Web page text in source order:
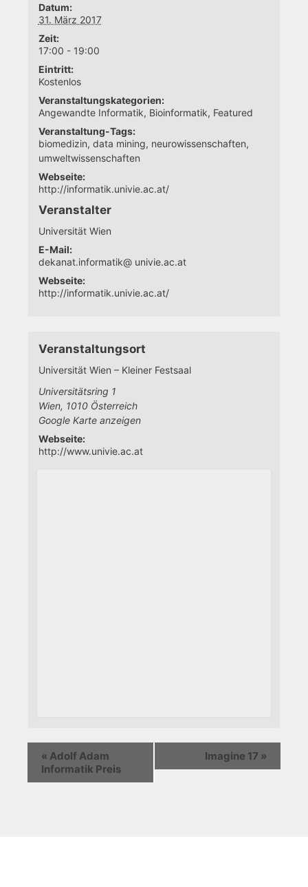
Datum:
31. März 2017
Zeit:
17:00 - 19:00
Eintritt:
Kostenlos
Veranstaltungskategorien:
Angewandte Informatik, Bioinformatik, Featured
Veranstaltung-Tags:
biomedizin, data mining, neurowissenschaften,
umweltwissenschaften
Webseite:
http://informatik.univie.ac.at/
Veranstalter
Universität Wien
E-Mail:
dekanat.informatik@ univie.ac.at
Webseite:
http://informatik.univie.ac.at/
Veranstaltungsort
Universität Wien – Kleiner Festsaal
Universitätsring 1
Wien, 1010 Österreich
Google Karte anzeigen
Webseite:
http://www.univie.ac.at
« Adolf Adam
Informatik Preis
Imagine 17 »